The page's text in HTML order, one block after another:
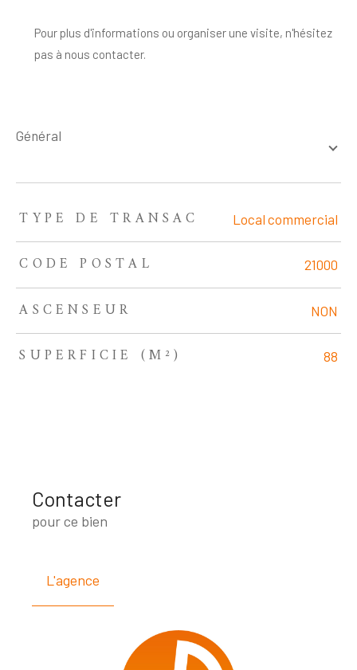
Pour plus d'informations ou organiser une visite, n'hésitez
pas à nous contacter.
général
TRAD_ZEPHYR_Caracteristique TRAD_ZEPHYR_Valeurs
TYPE DE TRANSAC Local commercial
CODE POSTAL 21000
ASCENSEUR NON
SUPERFICIE (M²) 88
Contacter
pour ce bien
L'agence